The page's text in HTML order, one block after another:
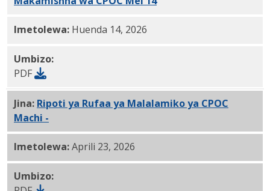
Imetolewa: Huenda 14, 2026
Umbizo:
PDF
Jina: Ripoti ya Rufaa ya Malalamiko ya CPOC
Machi -
Imetolewa:Aprili 23, 2026
Umbizo: